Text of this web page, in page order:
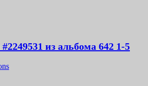
из альбома 642 1-5